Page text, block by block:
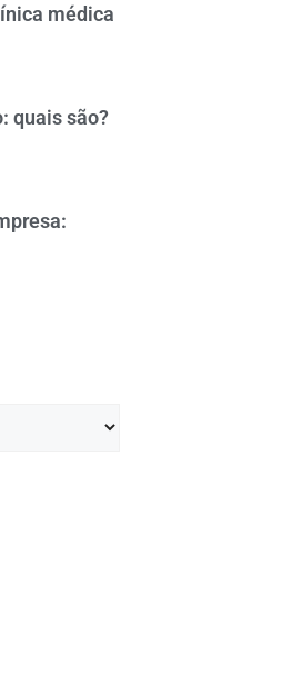
médica
quais são?